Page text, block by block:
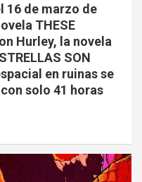
16 de marzo de
THESE
Hurley, la novela
SON
en ruinas se
solo 41 horas